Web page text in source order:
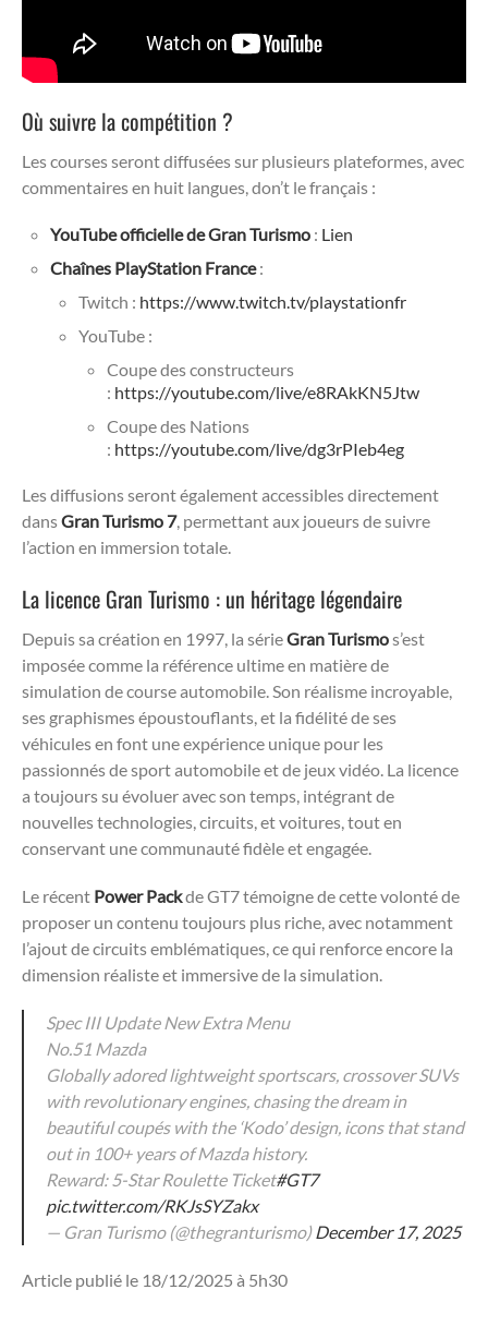
Où suivre la compétition ?
Les courses seront diffusées sur plusieurs plateformes, avec
commentaires en huit langues, don’t le français :
YouTube officielle de Gran Turismo : Lien
Chaînes PlayStation France:
Twitch : https://www.twitch.tv/playstationfr
YouTube :
Coupe des constructeurs
: https://youtube.com/live/e8RAkKN5Jtw
Coupe des Nations
: https://youtube.com/live/dg3rPIeb4eg
Les diffusions seront également accessibles directement
dansGran Turismo 7, permettant aux joueurs de suivre
l’action en immersion totale.
La licence Gran Turismo : un héritage légendaire
Depuis sa création en 1997, la sérieGran Turismos’est
imposée comme la référence ultime en matière de
simulation de course automobile. Son réalisme incroyable,
ses graphismes époustouflants, et la fidélité de ses
véhicules en font une expérience unique pour les
passionnés de sport automobile et de jeux vidéo. La licence
a toujours su évoluer avec son temps, intégrant de
nouvelles technologies, circuits, et voitures, tout en
conservant une communauté fidèle et engagée.
Le récent Power Packde GT7 témoigne de cette volonté de
proposer un contenu toujours plus riche, avec notamment
l’ajout de circuits emblématiques, ce qui renforce encore la
dimension réaliste et immersive de la simulation.
Spec III Update New Extra Menu
No.51 Mazda
Globally adored lightweight sportscars, crossover SUVs
with revolutionary engines, chasing the dream in
beautiful coupés with the ‘Kodo’ design, icons that stand
out in 100+ years of Mazda history.
Reward: 5-Star Roulette Ticket#GT7
pic.twitter.com/RKJsSYZakx
— Gran Turismo (@thegranturismo)December 17, 2025
Article publié le 18/12/2025 à 5h30